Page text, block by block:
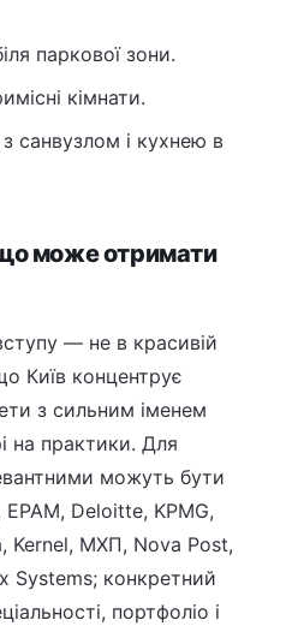
паркової зони.
кімнати.
санвузлом і кухнею в
може отримати
— не в красивій
Київ концентрує
з сильним іменем
на практики. Для
можуть бути
Deloitte, KPMG,
Kernel, МХП, Nova Post,
Systems; конкретний
портфоліо і